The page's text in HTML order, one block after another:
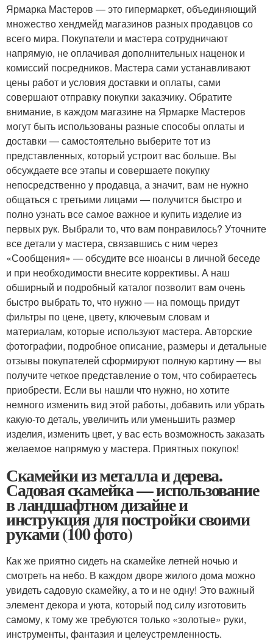
Ярмарка Мастеров — это гипермаркет, объединяющий
множество хендмейд магазинов разных продавцов со
всего мира. Покупатели и мастера сотрудничают
напрямую, не оплачивая дополнительных наценок и
комиссий посредников. Мастера сами устанавливают
цены работ и условия доставки и оплаты, сами
совершают отправку покупки заказчику. Обратите
внимание, в каждом магазине на Ярмарке Мастеров
могут быть использованы разные способы оплаты и
доставки — самостоятельно выберите тот из
представленных, который устроит вас больше. Вы
обсуждаете все этапы и совершаете покупку
непосредственно у продавца, а значит, вам не нужно
общаться с третьими лицами — получится быстро и
полно узнать все самое важное и купить изделие из
первых рук. Выбрали то, что вам понравилось? Уточните
все детали у мастера, связавшись с ним через
«Сообщения» — обсудите все нюансы в личной беседе
и при необходимости внесите коррективы. А наш
обширный и подробный каталог позволит вам очень
быстро выбрать то, что нужно — на помощь придут
фильтры по цене, цвету, ключевым словам и
материалам, которые используют мастера. Авторские
фотографии, подробное описание, размеры и детальные
отзывы покупателей сформируют полную картину — вы
получите четкое представление о том, что собираетесь
приобрести. Если вы нашли что нужно, но хотите
немного изменить вид этой работы, добавить или убрать
какую-то деталь, увеличить или уменьшить размер
изделия, изменить цвет, у вас есть возможность заказать
желаемое напрямую у мастера. Приятных покупок!
Скамейки из металла и дерева.
Садовая скамейка — использование
в ландшафтном дизайне и
инструкция для постройки своими
руками (100 фото)
Как же приятно сидеть на скамейке летней ночью и
смотреть на небо. В каждом дворе жилого дома можно
увидеть садовую скамейку, а то и не одну! Это важный
элемент декора и уюта, который под силу изготовить
самому, к тому же требуются только «золотые» руки,
инструменты, фантазия и целеустремленность.